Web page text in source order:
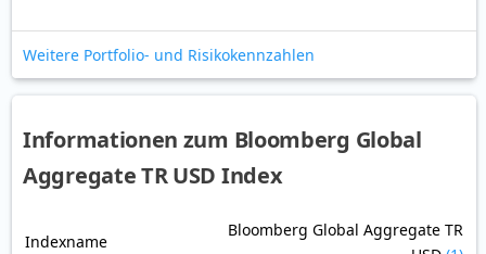
Weitere Portfolio- und Risikokennzahlen
Informationen zum Bloomberg Global
Aggregate TR USD Index
Indexname
Bloomberg Global Aggregate TR